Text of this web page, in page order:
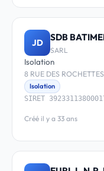
JD SDB
SARL
Isolation
8 RUE DES
Isolation
SIRET
Créé il y a 33 ans